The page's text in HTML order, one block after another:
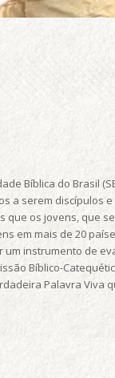
Bíblica do Brasil
a serem discípulos
que os jovens, que
em mais de 20
instrumento de
Bíblico-
Palavra Viva